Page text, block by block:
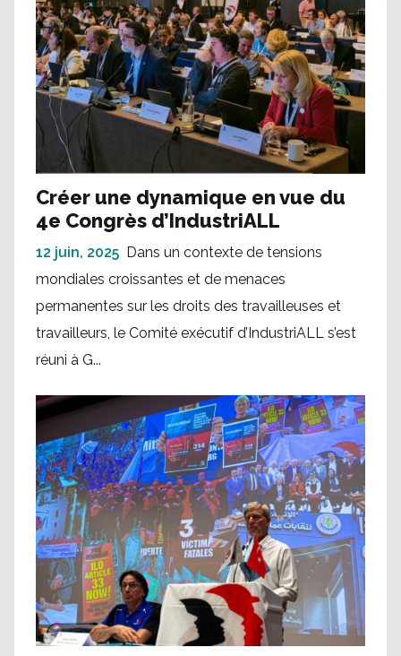
Créer une dynamique en vue du
4e Congrès d’IndustriALL
12 juin, 2025 Dans un contexte de tensions
mondiales croissantes et de menaces
permanentes sur les droits des travailleuses et
travailleurs, le Comité exécutif d’IndustriALL s’est
réuni à G...